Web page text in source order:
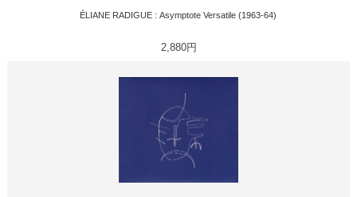
ÉLIANE RADIGUE : Asymptote Versatile (1963-64)
2,880円